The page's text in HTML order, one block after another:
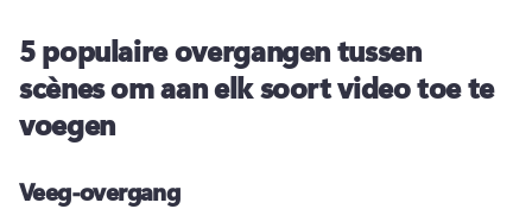
5 populaire overgangen tussen
scènes om aan elk soort video toe te
voegen
Veeg-overgang